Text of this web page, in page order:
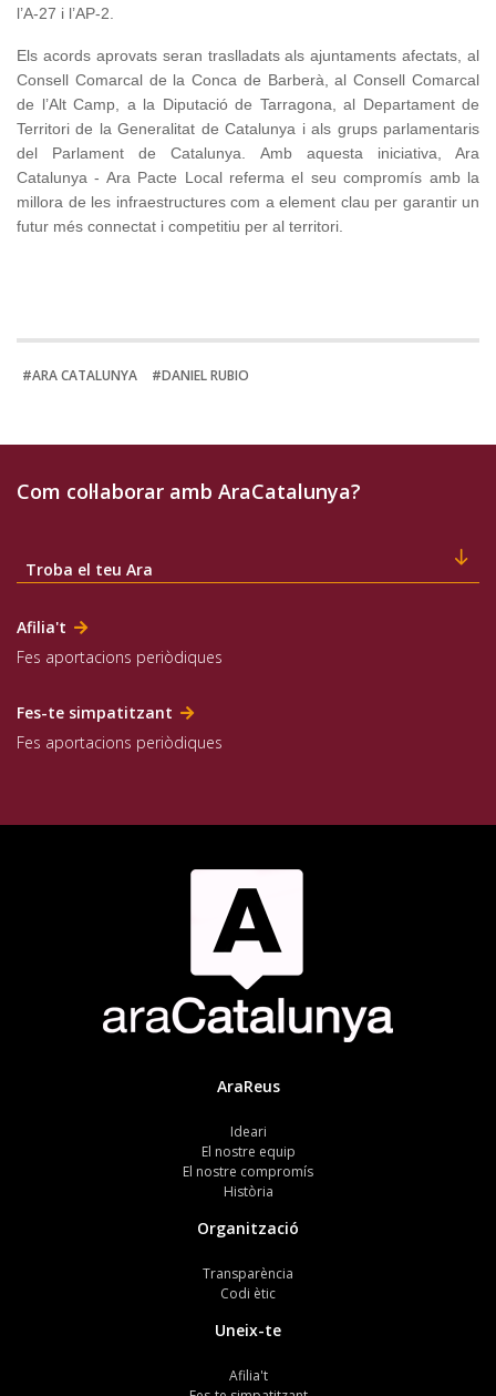
l’A-27 i l’AP-2.
Els acords aprovats seran traslladats als ajuntaments afectats, al
Consell Comarcal de la Conca de Barberà, al Consell Comarcal
de l’Alt Camp, a la Diputació de Tarragona, al Departament de
Territori de la Generalitat de Catalunya i als grups parlamentaris
del Parlament de Catalunya. Amb aquesta iniciativa, Ara
Catalunya - Ara Pacte Local referma el seu compromís amb la
millora de les infraestructures com a element clau per garantir un
futur més connectat i competitiu per al territori.
#ARA CATALUNYA #DANIEL RUBIO
Com col·laborar amb AraCatalunya?
Troba el teu Ara
Afilia't
Fes aportacions periòdiques
Fes-te simpatitzant
Fes aportacions periòdiques
AraReus
Ideari
El nostre equip
El nostre compromís
Història
Organització
Transparència
Codi ètic
Uneix-te
Afilia't